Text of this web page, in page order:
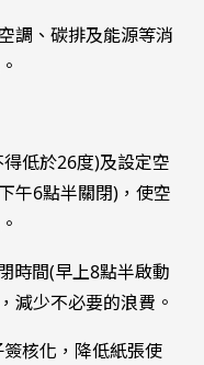
調、碳排及能源等消
低於26度)及設定空
午6點半關閉)，使空
時間(早上8點半啟動
減少不必要的浪費。
核化，降低紙張使